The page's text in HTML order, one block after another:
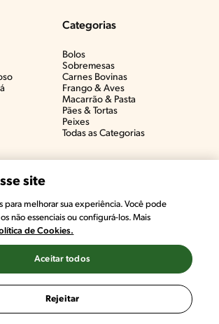
Categorias
Bolos
Sobremesas
Carnes Bovinas​
Frango & Aves​
Macarrão & Pasta​
Pães & Tortas​
Peixes
Todas as Categorias
site
para melhorar sua experiência. Você pode
não essenciais ou configurá-los. Mais
de Cookies.
Rejeitar
Aceitar todos